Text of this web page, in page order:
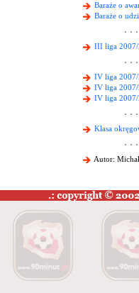
Baraże o
Baraże o
III liga
IV liga 2007/
IV liga 2007/
IV liga 2007/
Klasa
Autor: